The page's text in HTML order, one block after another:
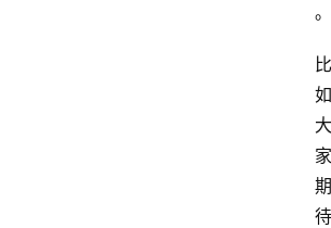
。
比
如
大
家
期
待